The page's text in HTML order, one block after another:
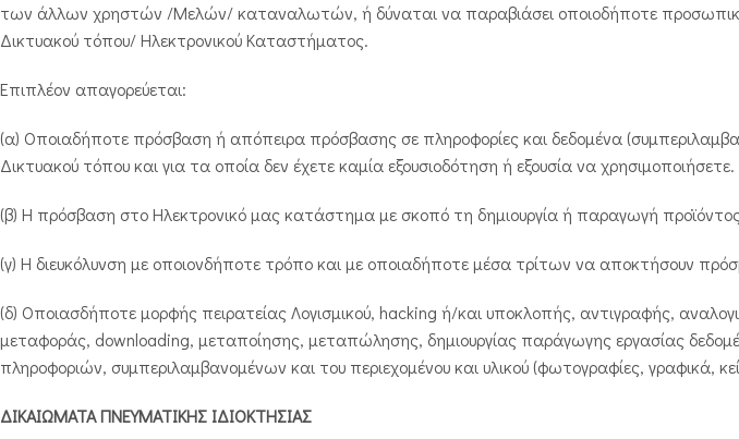
των άλλων χρηστών /Μελών/ καταναλωτών, ή δύναται να παραβιάσει οποιοδήποτε
Δικτυακού τόπου/ Ηλεκτρονικού Καταστήματος.
Επιπλέον απαγορεύεται:
(α) Οποιαδήποτε πρόσβαση ή απόπειρα πρόσβασης σε πληροφορίες και δεδομένα
Δικτυακού τόπου και για τα οποία δεν έχετε καμία εξουσιοδότηση ή εξουσία να χρησιμοποιήσετε.
(β) Η πρόσβαση στο Ηλεκτρονικό μας κατάστημα με σκοπό τη δημιουργία ή παραγωγή
(γ) Η διευκόλυνση με οποιονδήποτε τρόπο και με οποιαδήποτε μέσα τρίτων να αποκτήσουν
(δ) Οποιασδήποτε μορφής πειρατείας Λογισμικού, hacking ή/και υποκλοπής, αντιγραφής,
μεταφοράς, downloading, μεταποίησης, μεταπώλησης, δημιουργίας παράγωγης εργασίας
πληροφοριών, συμπεριλαμβανομένων και του περιεχομένου και υλικού (φωτογραφίες, γραφικά,
ΔΙΚΑΙΩΜΑΤΑ ΠΝΕΥΜΑΤΙΚΗΣ ΙΔΙΟΚΤΗΣΙΑΣ